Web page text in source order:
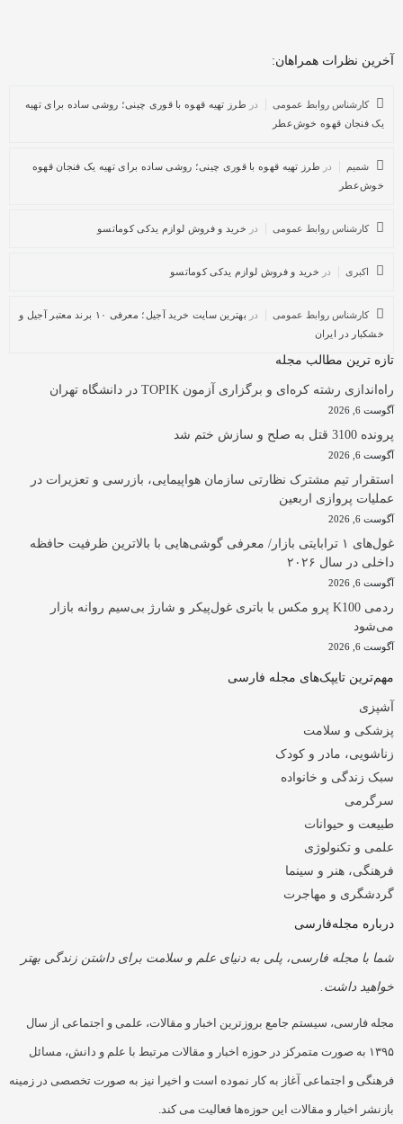
آخرین نظرات همراهان:
کارشناس روابط عمومی در طرز تهیه قهوه با قوری چینی؛ روشی ساده برای تهیه
یک فنجان قهوه خوش‌عطر
شمیم در طرز تهیه قهوه با قوری چینی؛ روشی ساده برای تهیه یک فنجان قهوه
خوش‌عطر
کارشناس روابط عمومی در خرید و فروش لوازم یدکی کوماتسو
اکبری در خرید و فروش لوازم یدکی کوماتسو
کارشناس روابط عمومی در
بهترین سایت خرید آجیل؛ معرفی ۱۰ برند معتبر آجیل و
خشکبار در ایران
تازه ترین مطالب مجله
راه‌اندازی رشته کره‌ای و برگزاری آزمون TOPIK در دانشگاه تهران
آگوست 6, 2026
پرونده 3100 قتل به صلح و سازش ختم شد
آگوست 6, 2026
استقرار تیم مشترک نظارتی سازمان هواپیمایی، بازرسی و تعزیرات در
عملیات پروازی اربعین
آگوست 6, 2026
غول‌های ۱ ترابایتی بازار/ معرفی گوشی‌هایی با بالاترین ظرفیت حافظه
داخلی در سال ۲۰۲۶
آگوست 6, 2026
ردمی K100 پرو مکس با باتری غول‌پیکر و شارژ بی‌سیم روانه بازار
می‌شود
آگوست 6, 2026
مهم‌ترین تایپک‌های مجله فارسی
آشپزی
پزشکی و سلامت
زناشویی، مادر و کودک
سبک زندگی و خانواده
سرگرمی
طبیعت و حیوانات
علمی و تکنولوژی
فرهنگی، هنر و سینما
گردشگری و مهاجرت
درباره مجله‌فارسی
شما با مجله فارسی، پلی به دنیای علم و سلامت برای داشتن زندگی بهتر
خواهید داشت.
مجله فارسی، سیستم جامع بروزترین اخبار و مقالات، علمی و اجتماعی از سال
۱۳۹۵ به صورت متمرکز در حوزه اخبار و مقالات مرتبط با علم و دانش، مسائل
فرهنگی و اجتماعی آغاز به کار نموده است و اخیرا نیز به صورت تخصصی در زمینه
بازنشر اخبار و مقالات این حوزه‌ها فعالیت می کند.